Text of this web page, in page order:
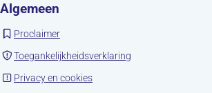
Algemeen
Proclaimer(opent in nieuw tabblad)
Toegankelijkheidsverklaring
Privacy en cookies(opent in nieuw tabblad)